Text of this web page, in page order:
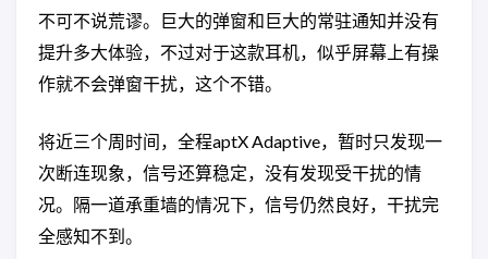
不可不说荒谬。巨大的弹窗和巨大的常驻通知并没有
提升多大体验，不过对于这款耳机，似乎屏幕上有操
作就不会弹窗干扰，这个不错。
将近三个周时间，全程aptX Adaptive，暂时只发现一
次断连现象，信号还算稳定，没有发现受干扰的情
况。隔一道承重墙的情况下，信号仍然良好，干扰完
全感知不到。